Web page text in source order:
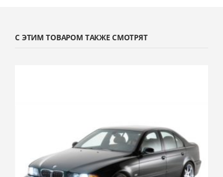
С ЭТИМ ТОВАРОМ ТАКЖЕ СМОТРЯТ